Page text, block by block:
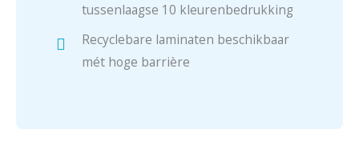
tussenlaagse 10 kleurenbedrukking
Recyclebare laminaten beschikbaar
mét hoge barrière